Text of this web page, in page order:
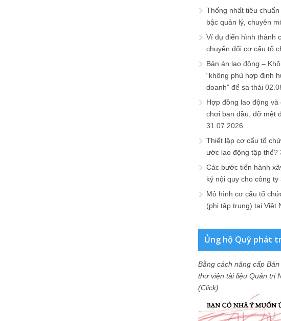
Thống nhất tiêu
bậc quản lý, chuyên
Ví dụ điển hình thành
chuyển đổi cơ cấu tổ
Bản án lao động –
“không phù hợp định
doanh” để sa thải
Hợp đồng lao động và
chơi ban đầu, đỡ mệt
31.07.2026
Thiết lập cơ cấu tổ
ước lao động tập thể?
Các bước tiến hành
ký nội quy cho công ty
Mô hình cơ cấu tổ
(phi tập trung) tại Việt
Ủng hộ Quỹ phát
Bằng cách nâng cấp
thư viện tài liệu Quản trị
(Click)